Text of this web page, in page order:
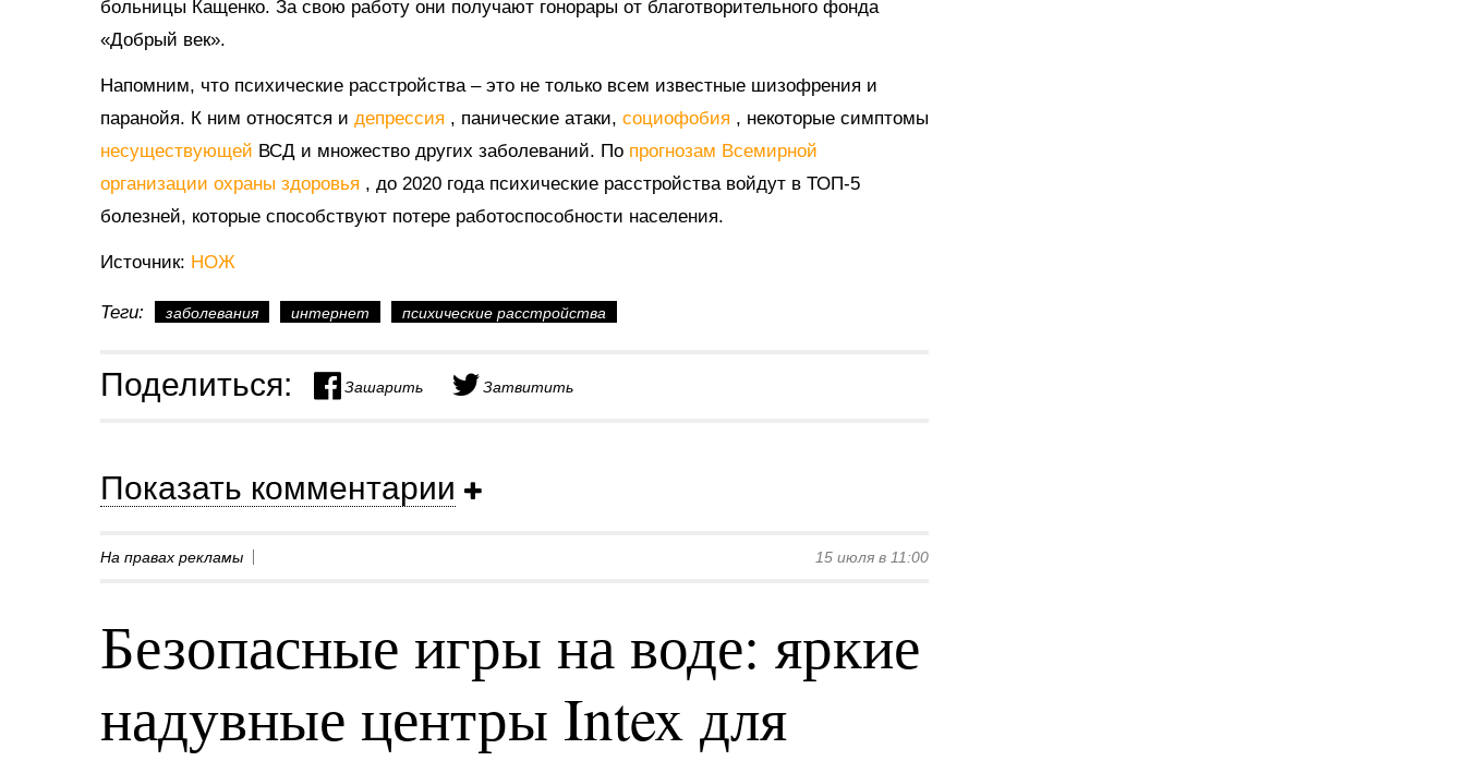
больницы Кащенко. За свою работу они получают гонорары от благотворительного фонда
«Добрый век».
Напомним, что психические расстройства – это не только всем известные шизофрения и
паранойя. К ним относятся и депрессия , панические атаки, социофобия , некоторые симптомы
несуществующей ВСД и множество других заболеваний. По прогнозам Всемирной
организации охраны здоровья , до 2020 года психические расстройства войдут в ТОП-5
болезней, которые способствуют потере работоспособности населения.
Источник: НОЖ
Теги: заболевания интернет психические расстройства
Поделиться: Зашарить Затвитить
Показать комментарии
На правах рекламы 15 июля в 11:00
Безопасные игры на воде: яркие
надувные центры Intex для